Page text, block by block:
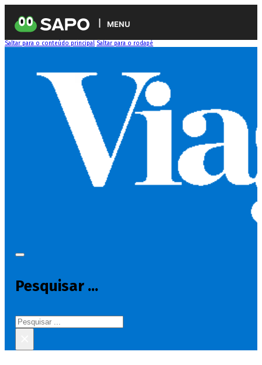
MENU
Saltar para o conteúdo principal Saltar para o rodapé
Pesquisar ...
Pesquisar